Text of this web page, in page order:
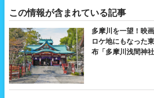
この情報が含まれている記事
多摩川を一望！映
ロケ地にもなった
布「多摩川浅間神社